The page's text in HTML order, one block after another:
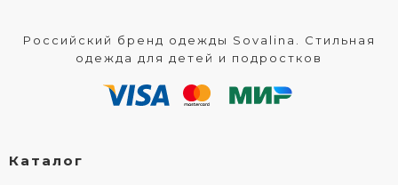
Российский бренд одежды Sovalina. Стильная
одежда для детей и подростков
Каталог